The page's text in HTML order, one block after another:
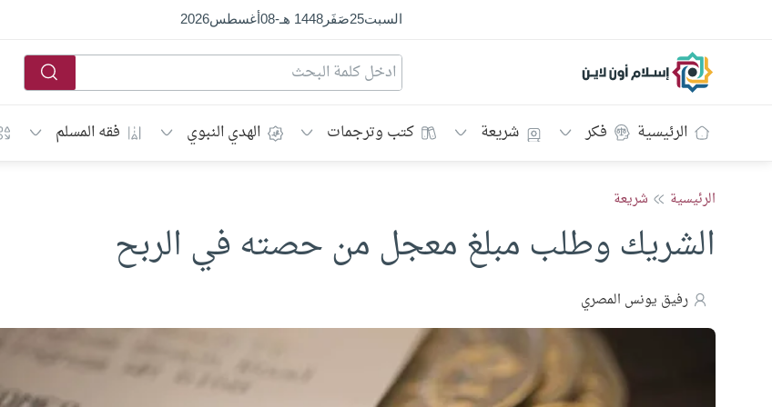
السبت25صَفَر1448 هـ -
08أغسطس2026
إسلام أون لاين
الرئيسية فكر شريعة كتب وترجمات الهدي النبوي فقه المسلم
الرئيسية شريعة
الشريك وطلب مبلغ معجل من حصته في الربح
رفيق يونس المصري